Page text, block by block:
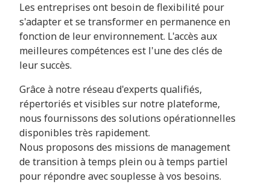
Les entreprises ont besoin de flexibilité pour
s'adapter et se transformer en permanence en
fonction de leur environnement. L'accès aux
meilleures compétences est l'une des clés de
leur succès.
Grâce à notre réseau d'experts qualifiés,
répertoriés et visibles sur notre plateforme,
nous fournissons des solutions opérationnelles
disponibles très rapidement.
Nous proposons des missions de management
de transition à temps plein ou à temps partiel
pour répondre avec souplesse à vos besoins.